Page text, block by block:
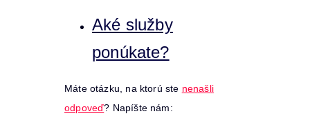
Aké služby
ponúkate?
Máte otázku, na ktorú ste nenašli
odpoveď? Napíšte nám: